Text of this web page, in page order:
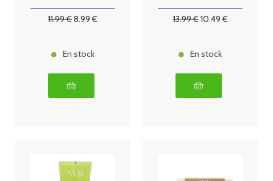
11.99€8.99 €
En stock
13.99€10.49€
En stock